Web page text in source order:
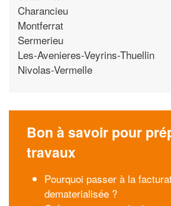
Charancieu
Montferrat
Sermerieu
Les-Avenieres-Veyrins-Thuellin
Nivolas-Vermelle
Bon à savoir pour
travaux
Pourquoi passer à la
dematerialisée ?